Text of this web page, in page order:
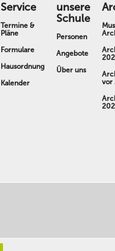
Service
Termine &
Pläne
Formulare
Hausordnung
Kalender
unsere
Schule
Personen
Angebote
Über uns
vor